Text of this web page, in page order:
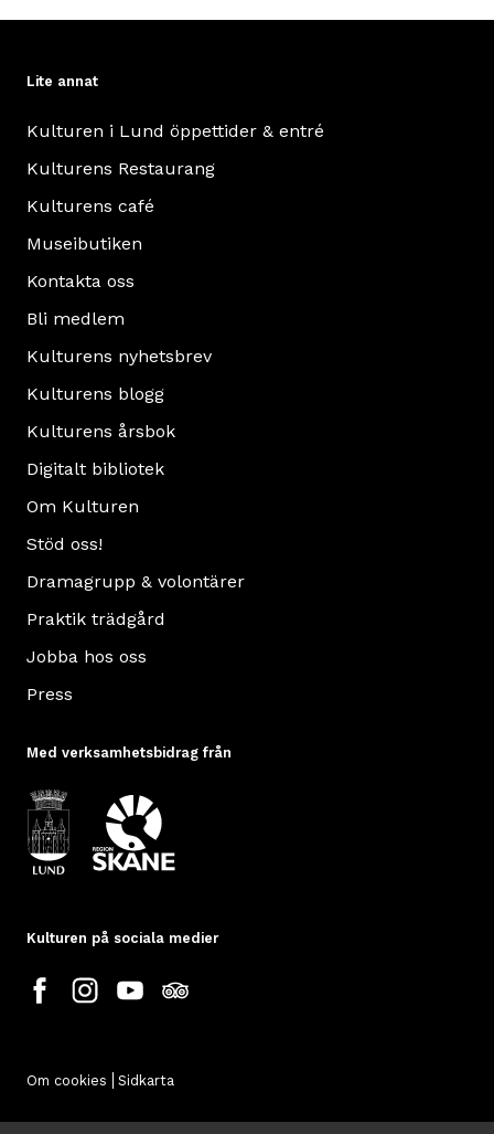
Lite annat
Kulturen i Lund öppettider & entré
Kulturens Restaurang
Kulturens café
Museibutiken
Kontakta oss
Bli medlem
Kulturens nyhetsbrev
Kulturens blogg
Kulturens årsbok
Digitalt bibliotek
Om Kulturen
Stöd oss!
Dramagrupp & volontärer
Praktik trädgård
Jobba hos oss
Press
Med verksamhetsbidrag från
Kulturen på sociala medier
Om cookies Sidkarta